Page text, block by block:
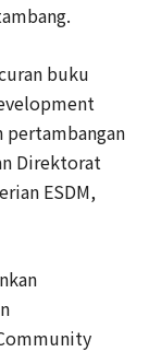
buku
pertambangan
Direktorat
ESDM,